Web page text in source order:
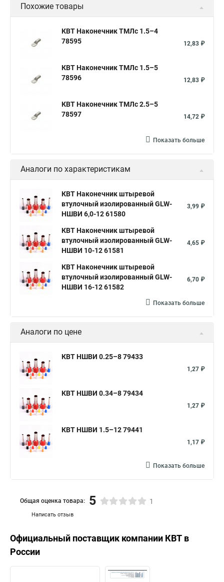
Похожие товары
КВТ Наконечник ТМЛс 1.5–4
78595
12,83 ₽
КВТ Наконечник ТМЛс 1.5–5
78596
12,83 ₽
КВТ Наконечник ТМЛс 2.5–5
78597
14,72 ₽
Показать больше
Аналоги по характеристикам
КВТ Наконечник штыревой
втулочный изолированный GLW-
НШВИ 6,0-12 61580
3,99 ₽
КВТ Наконечник штыревой
втулочный изолированный GLW-
НШВИ 10-12 61581
4,65 ₽
КВТ Наконечник штыревой
втулочный изолированный GLW-
НШВИ 16-12 61582
6,70 ₽
Показать больше
Аналоги по цене
КВТ НШВИ 0.25–8 79433
1,27 ₽
КВТ НШВИ 0.34–8 79434
1,27 ₽
КВТ НШВИ 1.5–12 79441
1,17 ₽
Показать больше
Написать отзыв
Общая оценка товара: 5 1
Официальный поставщик компании КВТ в
России